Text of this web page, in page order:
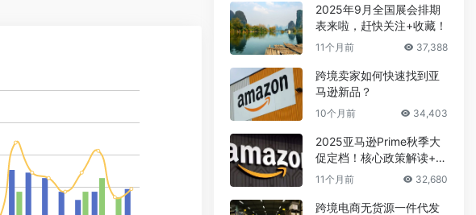
2025年9月全国展会排期
表来啦，赶快关注+收藏！
11个月前 37,388
跨境卖家如何快速找到亚
马逊新品？
10个月前 34,403
2025亚马逊Prime秋季大
促定档！核心政策解读+爆
款选品攻略
11个月前 32,680
跨境电商无货源一件代发